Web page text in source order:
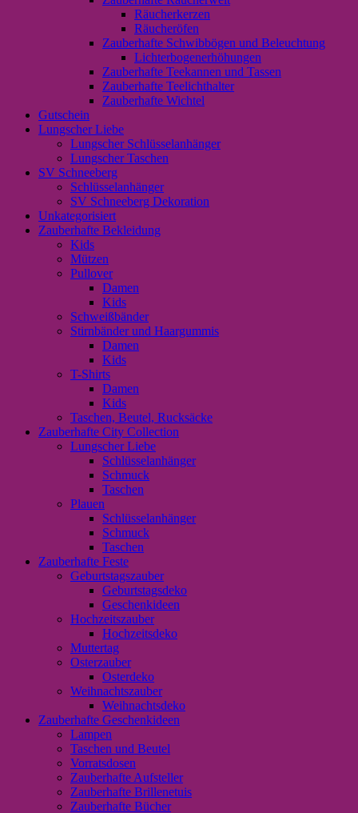
Räucherkerzen
Räucheröfen
Zauberhafte Schwibbögen und Beleuchtung
Lichterbogenerhöhungen
Zauberhafte Teekannen und Tassen
Zauberhafte Teelichthalter
Zauberhafte Wichtel
Gutschein
Lungscher Liebe
Lungscher Schlüsselanhänger
Lungscher Taschen
SV Schneeberg
Schlüsselanhänger
SV Schneeberg Dekoration
Unkategorisiert
Zauberhafte Bekleidung
Kids
Mützen
Pullover
Damen
Kids
Schweißbänder
Stirnbänder und Haargummis
Damen
Kids
T-Shirts
Damen
Kids
Taschen, Beutel, Rucksäcke
Zauberhafte City Collection
Lungscher Liebe
Schlüsselanhänger
Schmuck
Taschen
Plauen
Schlüsselanhänger
Schmuck
Taschen
Zauberhafte Feste
Geburtstagszauber
Geburtstagsdeko
Geschenkideen
Hochzeitszauber
Hochzeitsdeko
Muttertag
Osterzauber
Osterdeko
Weihnachtszauber
Weihnachtsdeko
Zauberhafte Geschenkideen
Lampen
Taschen und Beutel
Vorratsdosen
Zauberhafte Aufsteller
Zauberhafte Brillenetuis
Zauberhafte Bücher